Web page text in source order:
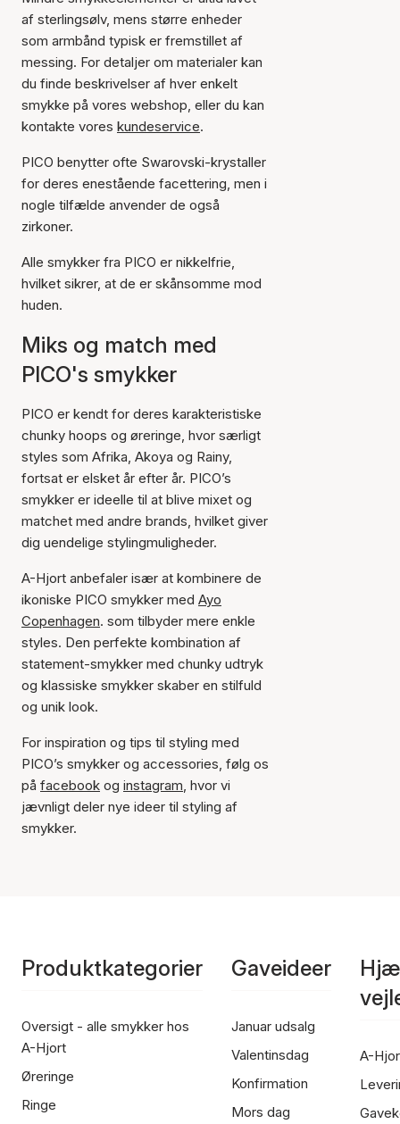
af sterlingsølv, mens større enheder
som armbånd typisk er fremstillet af
messing. For detaljer om materialer kan
du finde beskrivelser af hver enkelt
smykke på vores webshop, eller du kan
kontakte vores kundeservice.
PICO benytter ofte Swarovski-krystaller
for deres enestående facettering, men i
nogle tilfælde anvender de også
zirkoner.
Alle smykker fra PICO er nikkelfrie,
hvilket sikrer, at de er skånsomme mod
huden.
Miks og match med
PICO's smykker
PICO er kendt for deres karakteristiske
chunky hoops og øreringe, hvor særligt
styles som Afrika, Akoya og Rainy,
fortsat er elsket år efter år. PICO’s
smykker er ideelle til at blive mixet og
matchet med andre brands, hvilket giver
dig uendelige stylingmuligheder.
A-Hjort anbefaler især at kombinere de
ikoniske PICO smykker med Ayo
Copenhagen. som tilbyder mere enkle
styles. Den perfekte kombination af
statement-smykker med chunky udtryk
og klassiske smykker skaber en stilfuld
og unik look.
For inspiration og tips til styling med
PICO’s smykker og accessories, følg os
på facebook og instagram, hvor vi
jævnligt deler nye ideer til styling af
smykker.
Produktkategorier
Oversigt - alle smykker hos
A-Hjort
Øreringe
Ringe
Gaveideer
Januar udsalg
Valentinsdag
Konfirmation
Mors dag
A-